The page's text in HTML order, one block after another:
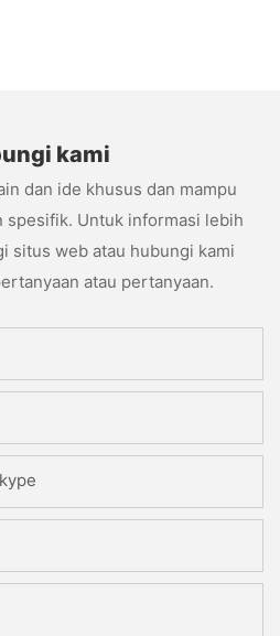
kami
dan ide khusus dan mampu
spesifik. Untuk informasi lebih
situs web atau hubungi kami
atau pertanyaan.